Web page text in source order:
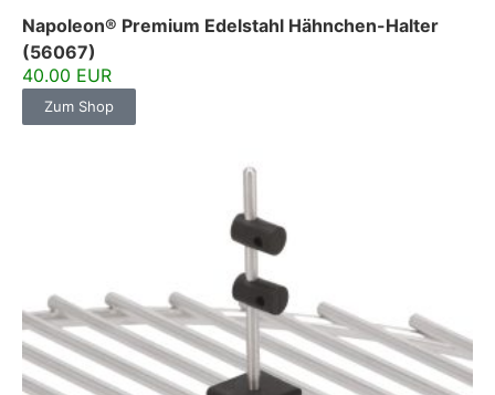
Napoleon® Premium Edelstahl Hähnchen-Halter
(56067)
40.00 EUR
Zum Shop